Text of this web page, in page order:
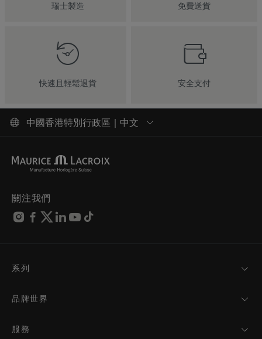
瑞士製造 免費送貨
快速且輕鬆退貨 安全支付
中國香港特別行政區 | 中文
關注我們
系列
AIKON
PONTOS
品牌世界
媒體報導
服務